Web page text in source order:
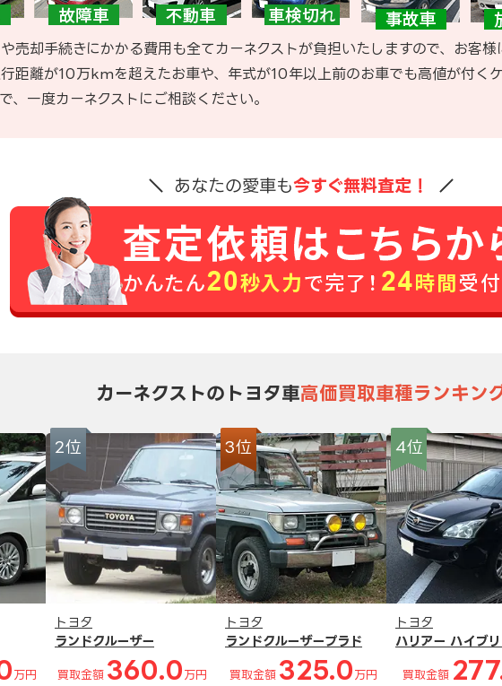
売却手続きにかかる費用も全てカーネクストが負担いたしますので、お客
距離が10万kmを超えたお車や、年式が10年以上前のお車でも高値が付く
、一度カーネクストにご相談ください。
あなたの愛車も今すぐ無料査定！
カーネクストのトヨタ車高価買取車種ランキン
万円
2位
トヨタ
ランドクルーザー
買取金額 360.0 万円
3位
トヨタ
ランドクルーザープラド
買取金額 325.0 万円
4位
トヨタ
ハリアー ハイブ
買取金額